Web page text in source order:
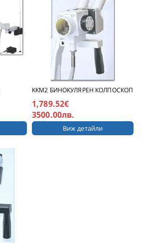
KKM2 БИНОКУЛЯРЕН КОЛПОСКОП
1,789.52€
3500.00лв.
Виж детайли